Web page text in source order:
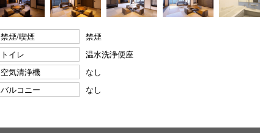
禁煙/喫煙 禁煙
トイレ
温水洗浄便座
空気清浄機
なし
バルコニー
なし